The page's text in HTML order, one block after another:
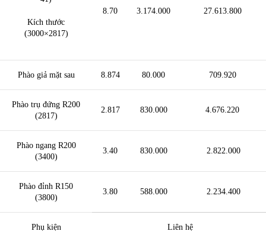
Kích thước
(3000×2817)
8.70 3.174.000 27.613.800
Phào giả mặt sau 8.874 80.000 709.920
Phào trụ đứng R200
(2817)
2.817 830.000 4.676.220
Phào ngang R200
(3400)
3.40 830.000 2.822.000
Phào đỉnh R150
(3800)
3.80 588.000 2.234.400
Phụ kiện Liên hệ